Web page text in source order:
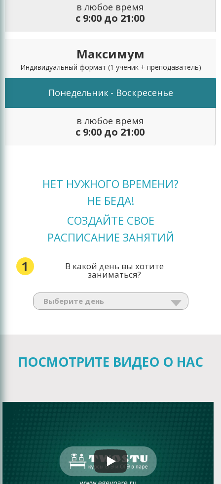
в любое время
с 9:00 до 21:00
Максимум
Индивидуальный формат (1 ученик + преподаватель)
Понедельник - Воскресенье
в любое время
с 9:00 до 21:00
НЕТ НУЖНОГО ВРЕМЕНИ?
НЕ БЕДА!
СОЗДАЙТЕ СВОЕ
РАСПИСАНИЕ ЗАНЯТИЙ
1 В какой день вы хотите
заниматься?
ПОСМОТРИТЕ ВИДЕО О НАС